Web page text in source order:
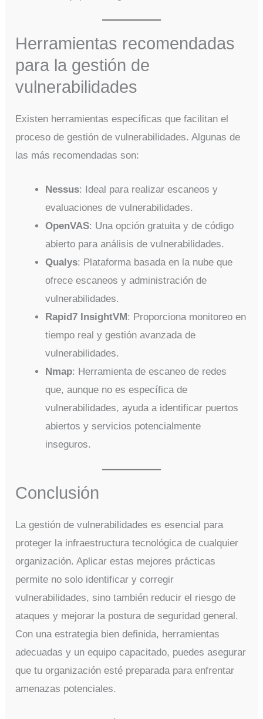
Herramientas recomendadas
para la gestión de
vulnerabilidades
Existen herramientas específicas que facilitan el
proceso de gestión de vulnerabilidades. Algunas de
las más recomendadas son:
Nessus: Ideal para realizar escaneos y
evaluaciones de vulnerabilidades.
OpenVAS: Una opción gratuita y de código
abierto para análisis de vulnerabilidades.
Qualys: Plataforma basada en la nube que
ofrece escaneos y administración de
vulnerabilidades.
Rapid7 InsightVM: Proporciona monitoreo en
tiempo real y gestión avanzada de
vulnerabilidades.
Nmap: Herramienta de escaneo de redes
que, aunque no es específica de
vulnerabilidades, ayuda a identificar puertos
abiertos y servicios potencialmente
inseguros.
Conclusión
La gestión de vulnerabilidades es esencial para
proteger la infraestructura tecnológica de cualquier
organización. Aplicar estas mejores prácticas
permite no solo identificar y corregir
vulnerabilidades, sino también reducir el riesgo de
ataques y mejorar la postura de seguridad general.
Con una estrategia bien definida, herramientas
adecuadas y un equipo capacitado, puedes asegurar
que tu organización esté preparada para enfrentar
amenazas potenciales.